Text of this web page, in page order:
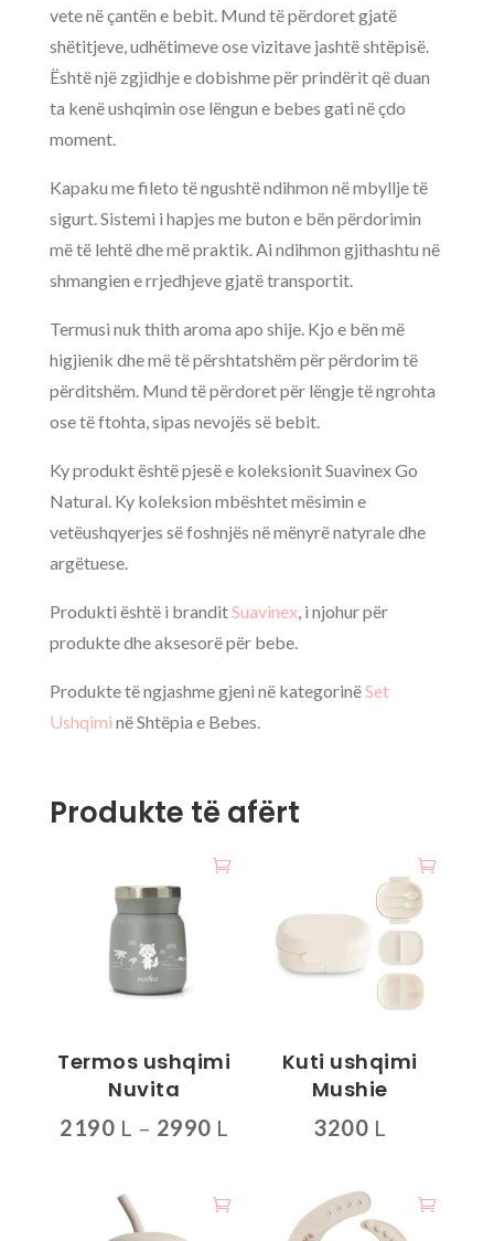
vete në çantën e bebit. Mund të përdoret gjatë
shëtitjeve, udhëtimeve ose vizitave jashtë shtëpisë.
Është një zgjidhje e dobishme për prindërit që duan
ta kenë ushqimin ose lëngun e bebes gati në çdo
moment.
Kapaku me fileto të ngushtë ndihmon në mbyllje të
sigurt. Sistemi i hapjes me buton e bën përdorimin
më të lehtë dhe më praktik. Ai ndihmon gjithashtu në
shmangien e rrjedhjeve gjatë transportit.
Termusi nuk thith aroma apo shije. Kjo e bën më
higjienik dhe më të përshtatshëm për përdorim të
përditshëm. Mund të përdoret për lëngje të ngrohta
ose të ftohta, sipas nevojës së bebit.
Ky produkt është pjesë e koleksionit Suavinex Go
Natural. Ky koleksion mbështet mësimin e
vetëushqyerjes së foshnjës në mënyrë natyrale dhe
argëtuese.
Produkti është i branditSuavinex, i njohur për
produkte dhe aksesorë për bebe.
Produkte të ngjashme gjeni në kategorinëSet
Ushqimi në Shtëpia e Bebes.
Produkte të afërt
Termos ushqimi
Nuvita
2190 L – 2990 L
deri
Kuti ushqimi
Mushie
3200 L